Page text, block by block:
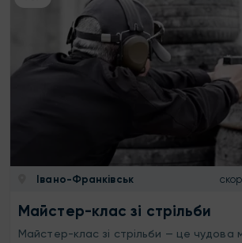
Івано-Франківськ
Майстер-клас зі стрільби
Майстер-клас зі стрільби — це чудова